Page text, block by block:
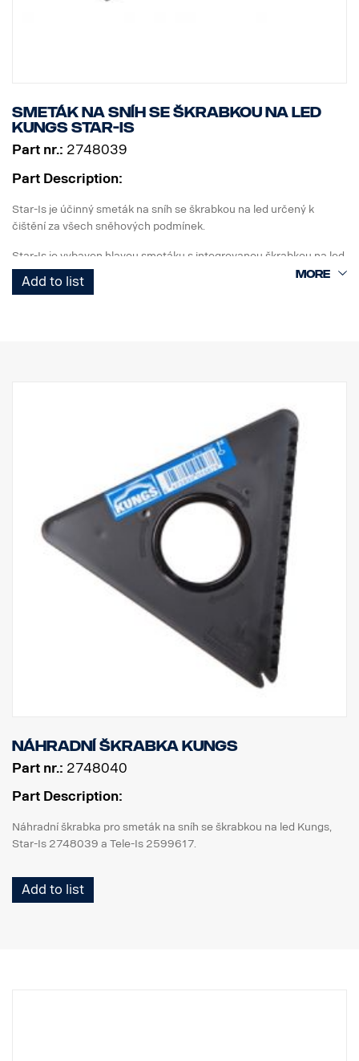
Smeták na sníh se škrabkou na led
Kungs Star-Is
Part nr.: 2748039
Part Description:
Star-Is je účinný smeták na sníh se škrabkou na led určený k
čištění za všech sněhových podmínek.
Star-Is je vybaven hlavou smetáku s integrovanou škrabkou na led
k odstraňování vlhkého a těžkého sněhu. Hlavu smetáku lze
nastavit do dvou poloh, polohy ve tvaru T nebo přímé polohy.
Add to list
Náhradní škrabka Kungs
Part nr.: 2748040
Part Description:
Náhradní škrabka pro smeták na sníh se škrabkou na led Kungs,
Star-Is 2748039 a Tele-Is 2599617.
Add to list